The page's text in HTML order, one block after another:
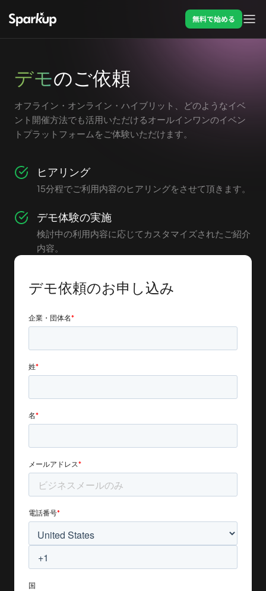
無料で始める
デモのご依頼
オフライン・オンライン・ハイブリット、どのようなイベ
ント開催方法でも活用いただけるオールインワンのイベン
トプラットフォームをご体験いただけます。
ヒアリング
15分程でご利用内容のヒアリングをさせて頂きます。
デモ体験の実施
検討中の利用内容に応じてカスタマイズされたご紹介
内容。
デモ依頼のお申し込み